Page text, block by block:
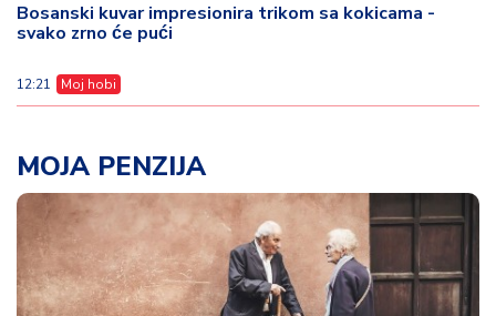
Bosanski kuvar impresionira trikom sa kokicama -
svako zrno će pući
12:21 Moj hobi
MOJA PENZIJA